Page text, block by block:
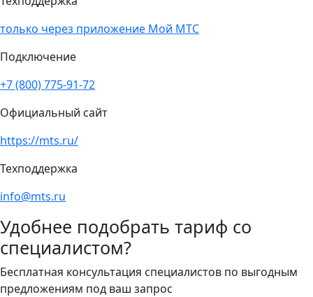
только через приложение Мой МТС
Подключение
+7 (800) 775-91-72
Официальный сайт
https://mts.ru/
Техподдержка
info@mts.ru
Удобнее подобрать тариф со
специалистом?
Бесплатная консультация специалистов по выгодным
предложениям под ваш запрос